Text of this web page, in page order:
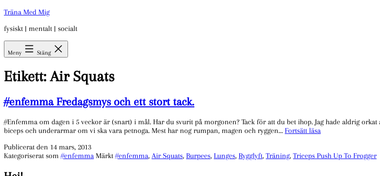
Hoppa
innehåll
Träna Med Mig
fysiskt | mentalt | socialt
Meny Stäng
Etikett:Air Squats
#enfemma Fredagsmys och ett stort tack.
#Enfemma om dagen i 5 veckor är (snart) i mål. Har du svurit på morgonen? Tack för att du bet ihop. Jag hade aldrig
biceps och underarmar om vi ska vara petnoga. Mest har nog rumpan, magen och ryggen… Fortsätt läsa#enfemma
ett
Publicerat den 14 mars, 2013
Kategoriserat som#enfemma Märkt#enfemma, Air Squats, Burpees, Lunges, Rygglyft, Träning, Triceps Push Up To Frogger